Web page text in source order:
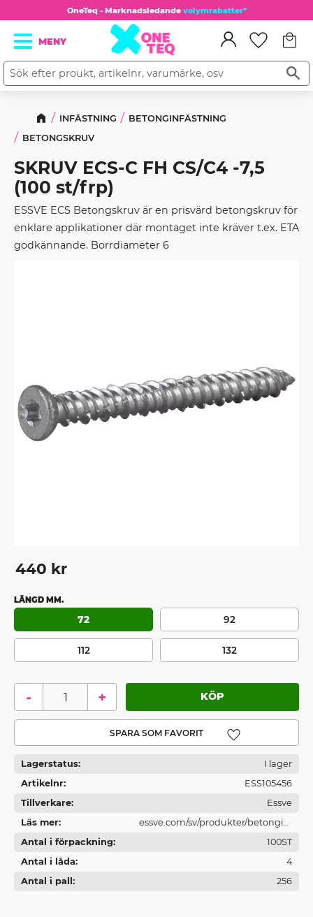
Meny
OneTeq - Marknadsledande volymrabatter*
INFÄSTNING
BETONGINFÄSTNING
BETONGSKRUV
SKRUV ECS-C FH CS/C4 -7,5
(100 st/frp)
ESSVE ECS Betongskruv är en prisvärd betongskruv för
enklare applikationer där montaget inte kräver t.ex. ETA
godkännande. Borrdiameter 6
440 kr
LÄNGD MM.
72 92
112 132
+
-
Lägg till i favoriter
Lagerstatus
I lager
Artikelnr
ESS105456
Tillverkare
Essve
Läs mer
essve.com/sv/produkter/betonginf
astningar/
Antal i förpackning
100ST
Antal i låda
4
Antal i pall
256